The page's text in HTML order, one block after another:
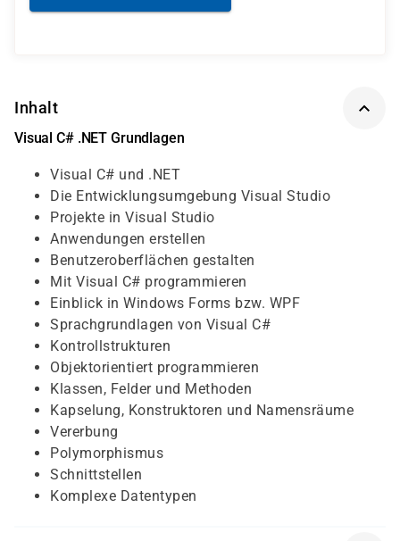
Inhalt
Visual C# .NET Grundlagen
Visual C# und .NET
Die Entwicklungsumgebung Visual Studio
Projekte in Visual Studio
Anwendungen erstellen
Benutzeroberflächen gestalten
Mit Visual C# programmieren
Einblick in Windows Forms bzw. WPF
Sprachgrundlagen von Visual C#
Kontrollstrukturen
Objektorientiert programmieren
Klassen, Felder und Methoden
Kapselung, Konstruktoren und Namensräume
Vererbung
Polymorphismus
Schnittstellen
Komplexe Datentypen